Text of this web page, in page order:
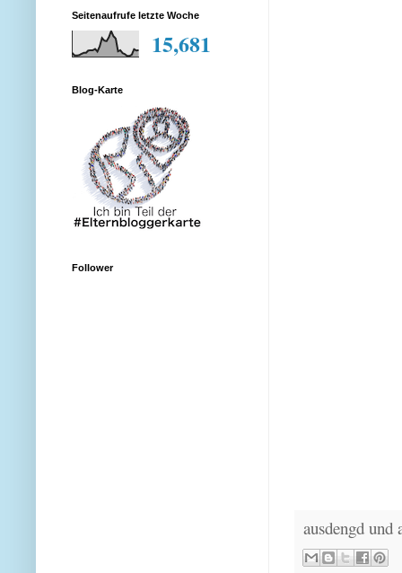
ausdengd
Seitenaufrufe letzte Woche
15,681
Blog-Karte
Follower